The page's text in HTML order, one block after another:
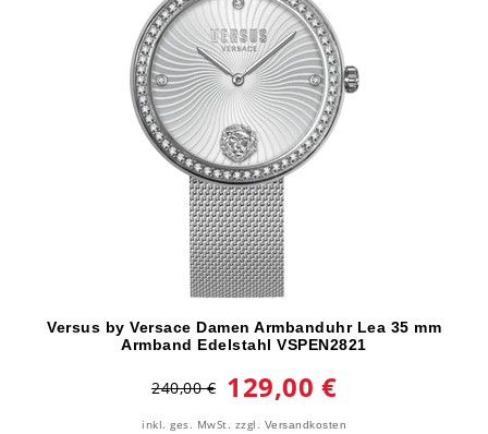
Versus by Versace Damen Armbanduhr Lea 35 mm
Armband Edelstahl VSPEN2821
240,00 € 129,00 €
inkl. ges. MwSt. zzgl. Versandkosten